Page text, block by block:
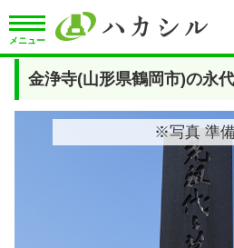
メニュー
金浄寺(山形県鶴岡市)の永
※写真 準